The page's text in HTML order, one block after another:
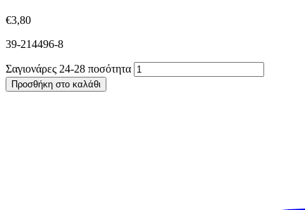
€3,80
39-214496-8
Σαγιονάρες 24-28 ποσότητα
Προσθήκη στο καλάθι